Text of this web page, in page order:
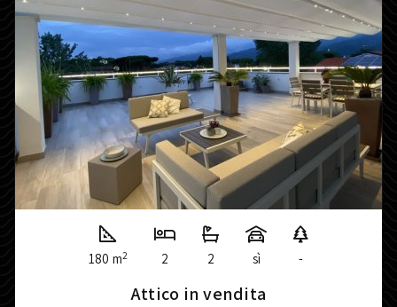
180 m2 2 2 sì -
Attico in vendita